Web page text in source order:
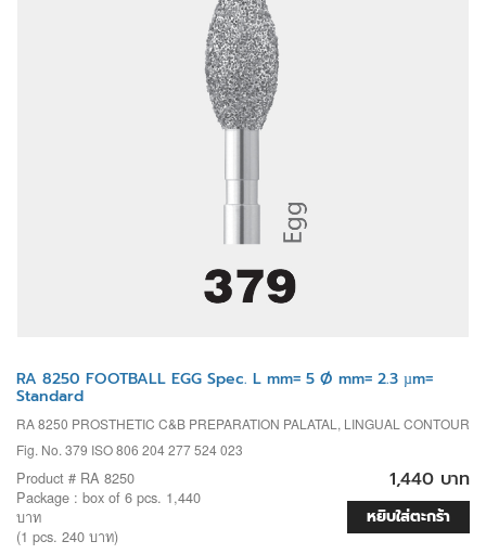
RA 8250 FOOTBALL EGG Spec. L mm= 5 Ø mm= 2.3 µm=
Standard
RA 8250 PROSTHETIC C&B PREPARATION PALATAL, LINGUAL CONTOUR
Fig. No. 379 ISO 806 204 277 524 023
Product # RA 8250
Package : box of 6 pcs. 1,440
บาท
(1 pcs. 240 บาท)
1,440 บาท
หยิบใส่ตะกร้า